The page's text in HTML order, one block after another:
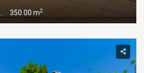
350.00 m2